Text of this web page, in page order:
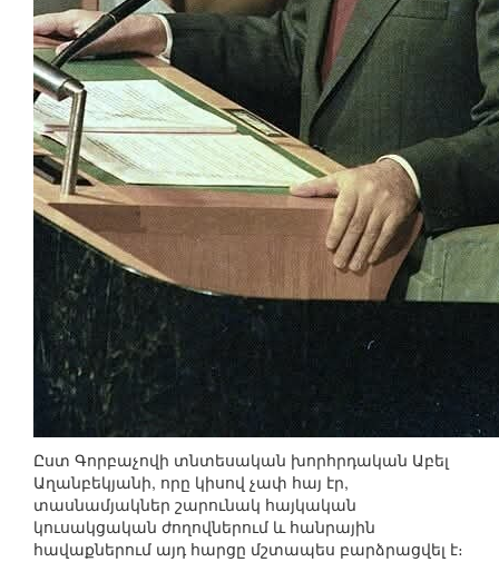
Ըստ Գորբաչովի տնտեսական խորհրդական Աբել
Աղանբեկյանի, որը կիսով չափ հայ էր,
տասնամյակներ շարունակ հայկական
կուսակցական ժողովներում և հանրային
հավաքներում այդ հարցը մշտապես բարձրացվել է։